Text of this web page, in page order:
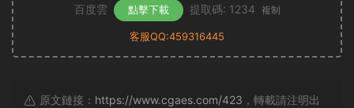
百度雲 點擊下載 提取碼: 1234 複制
客服QQ:459316445
原文鏈接： https://www.cgaes.com/423 ，轉載請注明出